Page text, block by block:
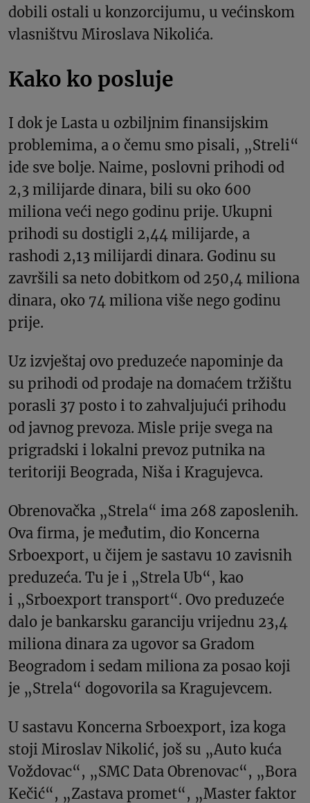
dobili ostali u konzorcijumu, u većinskom
vlasništvu Miroslava Nikolića.
Kako ko posluje
I dok je Lasta u ozbiljnim finansijskim
problemima, a o čemu smo pisali, „Streli“
ide sve bolje. Naime, poslovni prihodi od
2,3 milijarde dinara, bili su oko 600
miliona veći nego godinu prije. Ukupni
prihodi su dostigli 2,44 milijarde, a
rashodi 2,13 milijardi dinara. Godinu su
završili sa neto dobitkom od 250,4 miliona
dinara, oko 74 miliona više nego godinu
prije.
Uz izvještaj ovo preduzeće napominje da
su prihodi od prodaje na domaćem tržištu
porasli 37 posto i to zahvaljujući prihodu
od javnog prevoza. Misle prije svega na
prigradski i lokalni prevoz putnika na
teritoriji Beograda, Niša i Kragujevca.
Obrenovačka „Strela“ ima 268 zaposlenih.
Ova firma, je međutim, dio Koncerna
Srboexport, u čijem je sastavu 10 zavisnih
preduzeća. Tu je i „Strela Ub“, kao
i „Srboexport transport“. Ovo preduzeće
dalo je bankarsku garanciju vrijednu 23,4
miliona dinara za ugovor sa Gradom
Beogradom i sedam miliona za posao koji
je „Strela“ dogovorila sa Kragujevcem.
U sastavu Koncerna Srboexport, iza koga
stoji Miroslav Nikolić, još su „Auto kuća
Voždovac“, „SMC Data Obrenovac“, „Bora
Kečić“, „Zastava promet“, „Master faktor